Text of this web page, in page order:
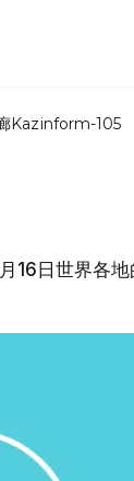
Kazinform-105
16日世界各